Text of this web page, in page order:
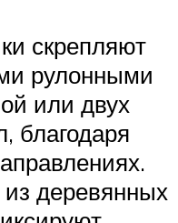
скрепляют
рулонными
или двух
благодаря
из деревянных